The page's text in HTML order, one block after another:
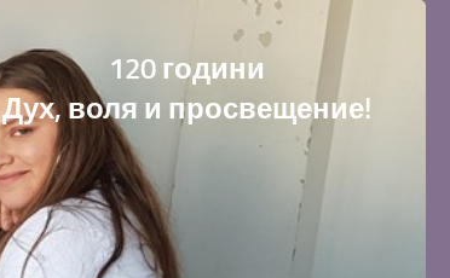
120 години
Дух, воля и просвещение!